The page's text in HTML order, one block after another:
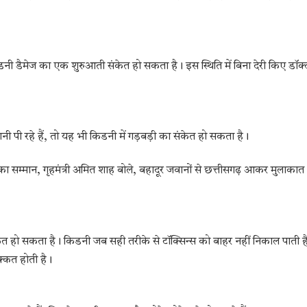
डैमेज का एक शुरुआती संकेत हो सकता है। इस स्थिति में बिना देरी किए
पी रहे हैं, तो यह भी किडनी में गड़बड़ी का संकेत हो सकता है।
गृहमंत्री अमित शाह बोले, बहादूर जवानों से छत्तीसगढ़ आकर मुलाकात
सकता है। किडनी जब सही तरीके से टॉक्सिन्स को बाहर नहीं निकाल पाती
होती है।